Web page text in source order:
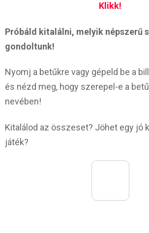
Klikk!
Próbáld kitalálni, melyik népszerű
gondoltunk!
Nyomj a betűkre vagy gépeld be a
és nézd meg, hogy szerepel-e a
nevében!
Kitalálod az összeset? Jöhet egy jó
játék?